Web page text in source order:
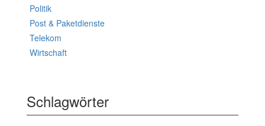
Politik
Post & Paketdienste
Telekom
Wirtschaft
Schlagwörter